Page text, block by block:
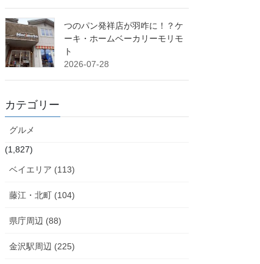
つのパン発祥店が羽咋に！？ケ
ーキ・ホームベーカリーモリモ
ト
2026-07-28
カテゴリー
グルメ
(1,827)
ベイエリア (113)
藤江・北町 (104)
県庁周辺 (88)
金沢駅周辺 (225)